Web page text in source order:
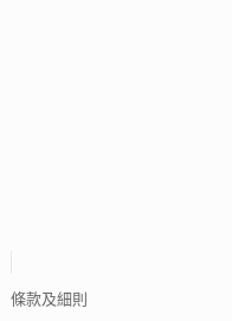
條款及細則